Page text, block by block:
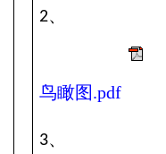
2、
鸟瞰图.pdf
3、